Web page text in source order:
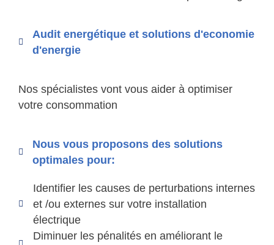
Audit energétique et solutions d'economie
d'energie
Nos spécialistes vont vous aider à optimiser
votre consommation
Nous vous proposons des solutions
optimales pour:
Identifier les causes de perturbations internes
et /ou externes sur votre installation
électrique
Diminuer les pénalités en améliorant le